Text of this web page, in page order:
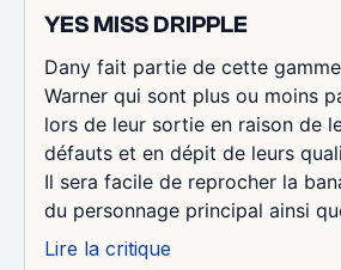
YES MISS DRIPPLE
Dany fait partie de cette
Warner qui sont plus ou moins
lors de leur sortie en raison de
défauts et en dépit de leurs
Il sera facile de reprocher la
du personnage principal ainsi
Lire la critique